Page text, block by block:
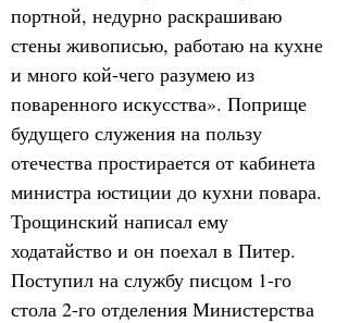
портной, недурно раскрашиваю
стены живописью, работаю на кухне
и много кой-чего разумею из
поваренного искусства». Поприще
будущего служения на пользу
отечества простирается от кабинета
министра юстиции до кухни повара.
Трощинский написал ему
ходатайство и он поехал в Питер.
Поступил на службу писцом 1-го
стола 2-го отделения Министерства